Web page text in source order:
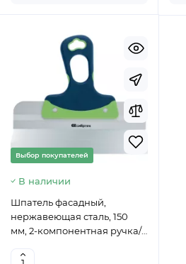
Выбор покупателей
В наличии
Шпатель фасадный,
нержавеющая сталь, 150
мм, 2-компонентная ручка//